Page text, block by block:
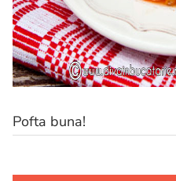
Pofta buna!